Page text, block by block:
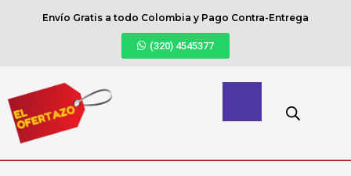
Envío Gratis a todo Colombia y Pago Contra-Entrega
(320) 4545377